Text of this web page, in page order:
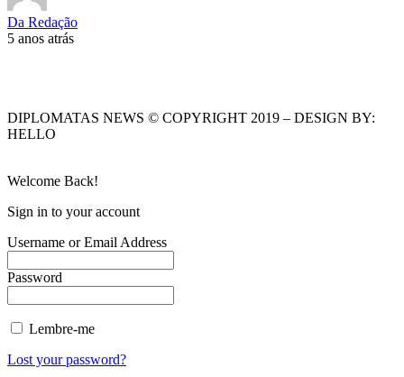
Da Redação
5 anos atrás
DIPLOMATAS NEWS © COPYRIGHT 2019 – DESIGN BY:
HELLO
Welcome Back!
Sign in to your account
Username or Email Address
Password
Lembre-me
Lost your password?